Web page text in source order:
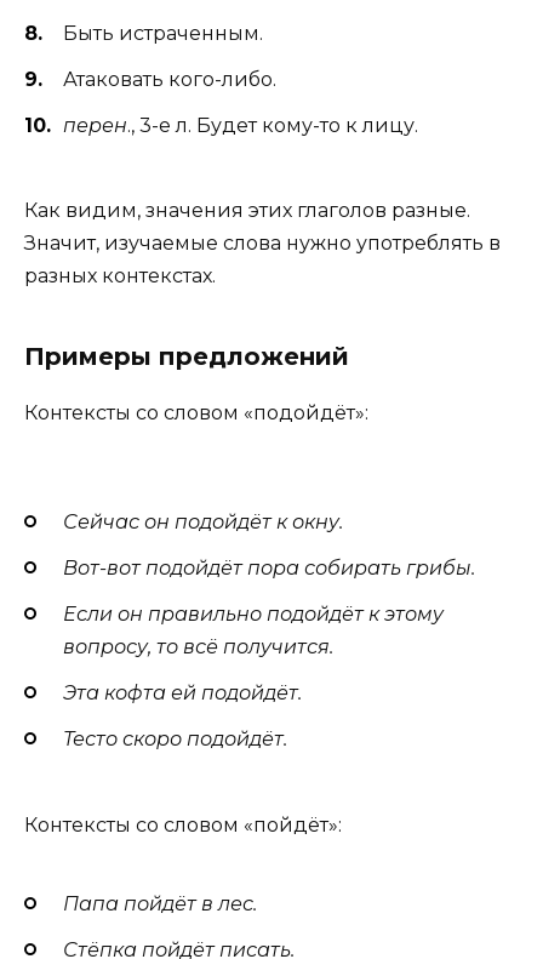
Быть истраченным.
Атаковать кого-либо.
перен., 3-е л. Будет кому-то к лицу.
Как видим, значения этих глаголов разные.
Значит, изучаемые слова нужно употреблять в
разных контекстах.
Примеры предложений
Контексты со словом «подойдёт»:
Сейчас он подойдёт к окну.
Вот-вот подойдёт пора собирать грибы.
Если он правильно подойдёт к этому
вопросу, то всё получится.
Эта кофта ей подойдёт.
Тесто скоро подойдёт.
Контексты со словом «пойдёт»:
Папа пойдёт в лес.
Стёпка пойдёт писать.